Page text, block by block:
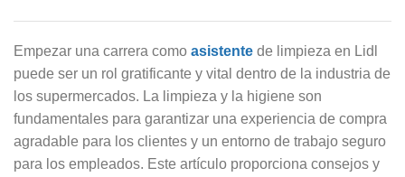
Empezar una carrera como asistente de limpieza en Lidl
puede ser un rol gratificante y vital dentro de la industria de
los supermercados. La limpieza y la higiene son
fundamentales para garantizar una experiencia de compra
agradable para los clientes y un entorno de trabajo seguro
para los empleados. Este artículo proporciona consejos y